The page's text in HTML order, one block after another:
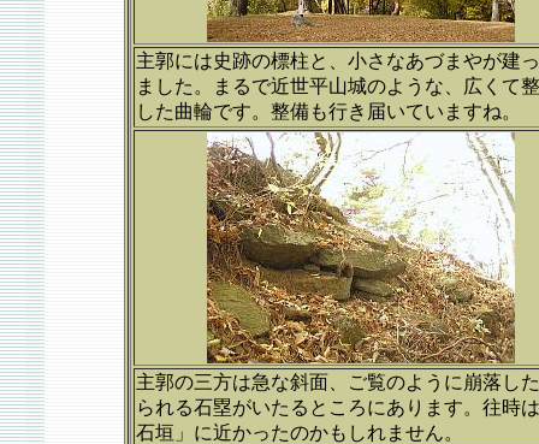
主郭には史跡の標柱と、小さなあづまやが建
ました。まるで近世平山城のような、広くて
した曲輪です。整備も行き届いていますね。
主郭の三方は急な斜面、ご覧のように崩落し
られる石塁がいたるところにあります。往時
石垣」に近かったのかもしれません。